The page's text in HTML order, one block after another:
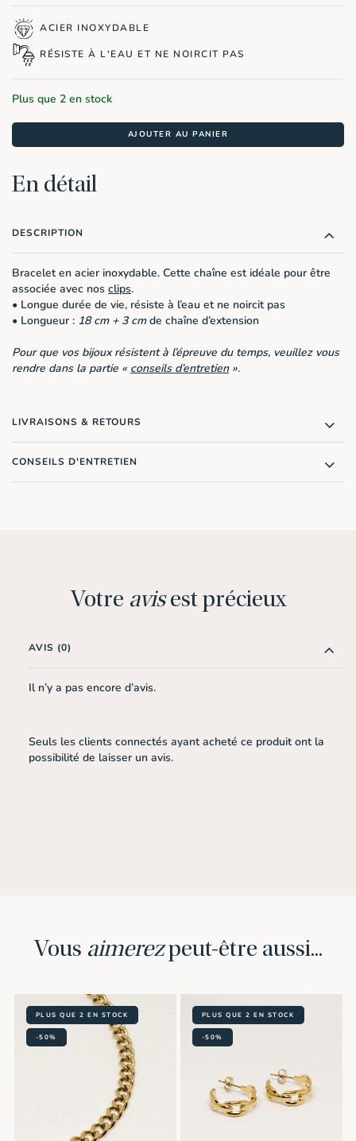
était :
14,90€.
est :
ACIER INOXYDABLE
RÉSISTE À L'EAU ET NE NOIRCIT PAS
Plus que 2 en stock
AJOUTER AU PANIER
En détail
DESCRIPTION
Bracelet en acier inoxydable. Cette chaîne est idéale pour être
associée avec nos clips.
• Longue durée de vie, résiste à l’eau et ne noircit pas
• Longueur : 18 cm + 3 cmde chaîne d’extension
Pour que vos bijoux résistent à l’épreuve du temps, veuillez vous
rendre dans la partie « conseils d’entretien».
LIVRAISONS & RETOURS
CONSEILS D'ENTRETIEN
Votre avisest précieux
AVIS (0)
Il n’y a pas encore d’avis.
Seuls les clients connectés ayant acheté ce produit ont la
possibilité de laisser un avis.
Vous aimerezpeut-être aussi...
-50%
PLUS QUE 2 EN STOCK
-50%
PLUS QUE 2 EN STOCK